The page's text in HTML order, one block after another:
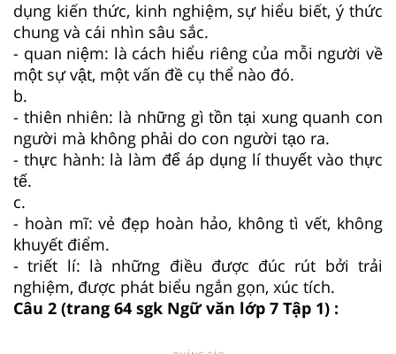
dụng kiến thức, kinh nghiệm, sự hiểu biết, ý thức
chung và cái nhìn sâu sắc.
- quan niệm: là cách hiểu riêng của mỗi người về
một sự vật, một vấn đề cụ thể nào đó.
b.
- thiên nhiên: là những gì tồn tại xung quanh con
người mà không phải do con người tạo ra.
- thực hành: là làm để áp dụng lí thuyết vào thực
tế.
c.
- hoàn mĩ: vẻ đẹp hoàn hảo, không tì vết, không
khuyết điểm.
- triết lí: là những điều được đúc rút bởi trải
nghiệm, được phát biểu ngắn gọn, xúc tích.
Câu 2 (trang 64 sgk Ngữ văn lớp 7 Tập 1) :